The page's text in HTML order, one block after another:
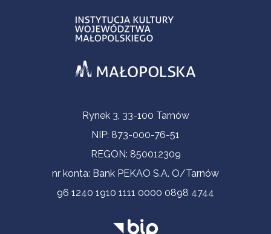
Informacje kontaktoweRynek 3, 33-100 Tarnów
NIP: 873-000-76-51
REGON: 850012309
nr konta: Bank PEKAO S.A. O/Tarnów
96 1240 1910 1111 0000 0898 4744